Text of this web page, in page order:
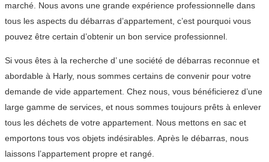
marché. Nous avons une grande expérience professionnelle dans
tous les aspects du débarras d’appartement, c’est pourquoi vous
pouvez être certain d’obtenir un bon service professionnel.
Si vous êtes à la recherche d’ une société de débarras reconnue et
abordable à Harly, nous sommes certains de convenir pour votre
demande de vide appartement. Chez nous, vous bénéficierez d’une
large gamme de services, et nous sommes toujours prêts à enlever
tous les déchets de votre appartement. Nous mettons en sac et
emportons tous vos objets indésirables. Après le débarras, nous
laissons l’appartement propre et rangé.